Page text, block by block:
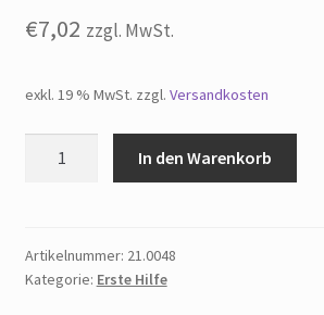
€7,02 zzgl. MwSt.
exkl. 19 % MwSt. zzgl. Versandkosten
bei
Unfällen
In den Warenkorb
Artikelnummer: 21.0048
Kategorie: Erste Hilfe